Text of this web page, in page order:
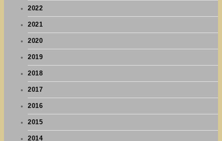
2022
2021
2020
2019
2018
2017
2016
2015
2014